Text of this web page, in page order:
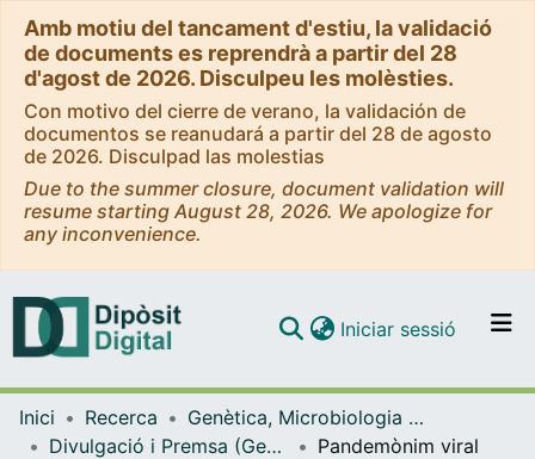
Amb motiu del tancament d'estiu, la validació
de documents es reprendrà a partir del 28
d'agost de 2026. Disculpeu les molèsties.
Con motivo del cierre de verano, la validación de
documentos se reanudará a partir del 28 de agosto
de 2026. Disculpad las molestias
Due to the summer closure, document validation will
resume starting August 28, 2026. We apologize for
any inconvenience.
Navega per tot el DD
Iniciar sessió (current)
Inici Recerca
Genètica, Microbiologia i Estadística
Divulgació i Premsa (Genètica, Microbiologia i Estadística)
Pandemònim viral